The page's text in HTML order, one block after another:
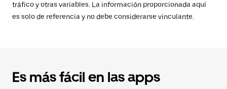
tráfico y otras variables. La información proporcionada aquí
es solo de referencia y no debe considerarse vinculante.
Es más fácil en las apps